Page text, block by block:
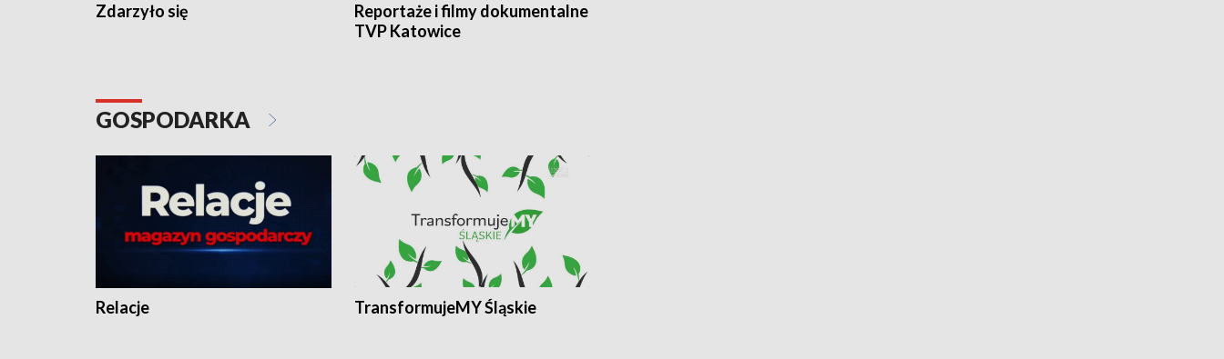
Zdarzyło się
Reportaże i filmy dokumentalne
TVP Katowice
GOSPODARKA
Relacje TransformujeMY Śląskie